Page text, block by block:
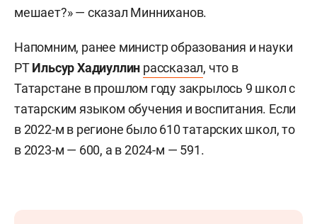
мешает?» — сказал Минниханов.
Напомним, ранее министр образования и науки
РТИльсур Хадиуллин рассказал, что в
Татарстане в прошлом году закрылось 9 школ с
татарским языком обучения и воспитания. Если
в 2022-м в регионе было 610 татарских школ, то
в 2023-м — 600, а в 2024-м — 591.